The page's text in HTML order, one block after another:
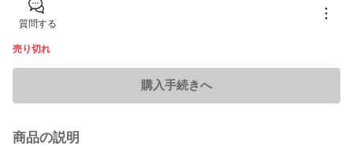
質問する
売り切れ
購入手続きへ
商品の説明